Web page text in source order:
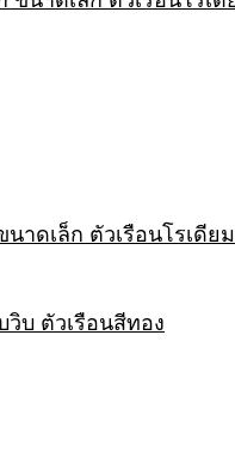
าดเล็ก ตัวเรือนโรเดีย